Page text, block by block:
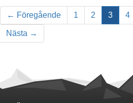
← Föregående 1 2 3 4
Nästa →